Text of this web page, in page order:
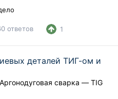
ответов 1
деталей ТИГ-ом и
Аргонодуговая сварка — TIG